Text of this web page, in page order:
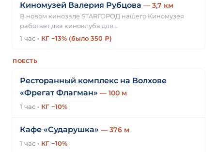
Киномузей Валерия Рубцова — 3,7 км
В новом кинозале STARГОРОД нашего Киномузея
работает два киноклуба для…
1 час · КГ −13% (было 350 ₽)
ПОЕСТЬ
Ресторанный комплекс на Волхове
«Фрегат Флагман» — 100 м
1 час · КГ −10%
Кафе «Сударушка» — 376 м
1 час · КГ −10%